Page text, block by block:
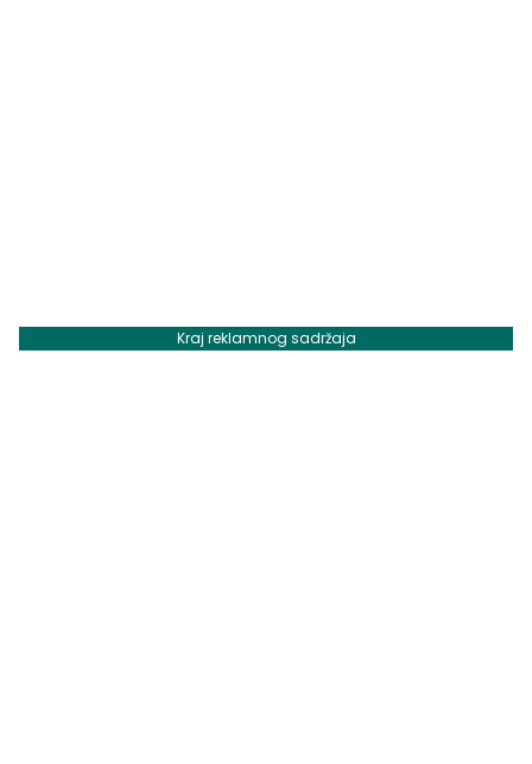
Kraj reklamnog sadržaja